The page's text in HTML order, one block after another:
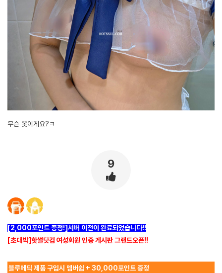
무슨 옷이게요?ㅋ
9
[2,000포인트 증정!]서버 이전이 완료되었습니다!!
[초대박]핫썰닷컴 여성회원 인증 게시판 그랜드오픈!!
블루메딕 제품 구입시 멤버쉽 + 30,000포인트 증정